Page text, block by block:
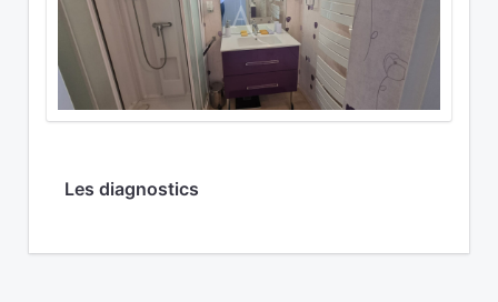
Les diagnostics